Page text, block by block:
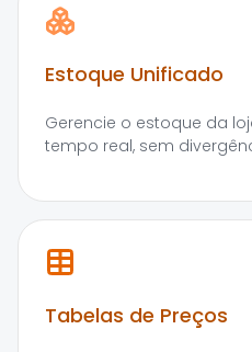
Estoque Unificado
Gerencie o estoque da
tempo real, sem
Tabelas de Preços